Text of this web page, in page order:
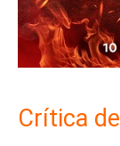
Crítica